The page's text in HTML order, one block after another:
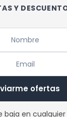
Y
ofertas
baja en